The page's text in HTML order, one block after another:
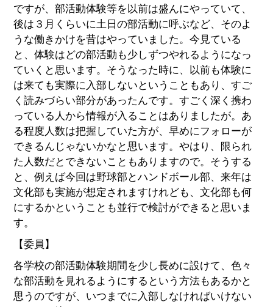
ですが、部活動体験等を以前は盛んにやっていて、
後は３月くらいに土日の部活動に呼ぶなど、そのよ
うな働きかけを昔はやっていました。今見ている
と、体験はどの部活動も少しずつやれるようになっ
ていくと思います。そうなった時に、以前も体験に
は来ても実際に入部しないということもあり、すご
く読みづらい部分があったんです。すごく深く携わ
っている人から情報が入ることはありましたが。あ
る程度人数は把握していた方が、早めにフォローが
できるんじゃないかなと思います。やはり、限られ
た人数だとできないこともありますので。そうする
と、例えば今回は野球部とハンドボール部、来年は
文化部も実施が想定されますけれども、文化部も何
にするかということも並行で検討ができると思いま
す。
【委員】
各学校の部活動体験期間を少し長めに設けて、色々
な部活動を見れるようにするという方法もあるかと
思うのですが、いつまでに入部しなければいけない